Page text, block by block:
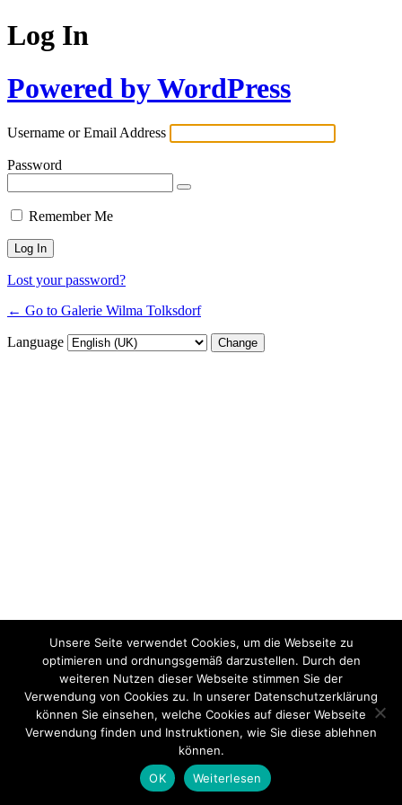
Log In
Powered by WordPress
Username or Email Address
Password
Remember Me
Lost your password?
← Go to Galerie Wilma Tolksdorf
Language
Unsere Seite verwendet Cookies, um die Webseite zu
optimieren und ordnungsgemäß darzustellen. Durch den
weiteren Nutzen dieser Webseite stimmen Sie der
Verwendung von Cookies zu. In unserer Datenschutzerklärung
können Sie einsehen, welche Cookies auf dieser Webseite
Verwendung finden und Instruktionen, wie Sie diese ablehnen
können.
OK
Weiterlesen